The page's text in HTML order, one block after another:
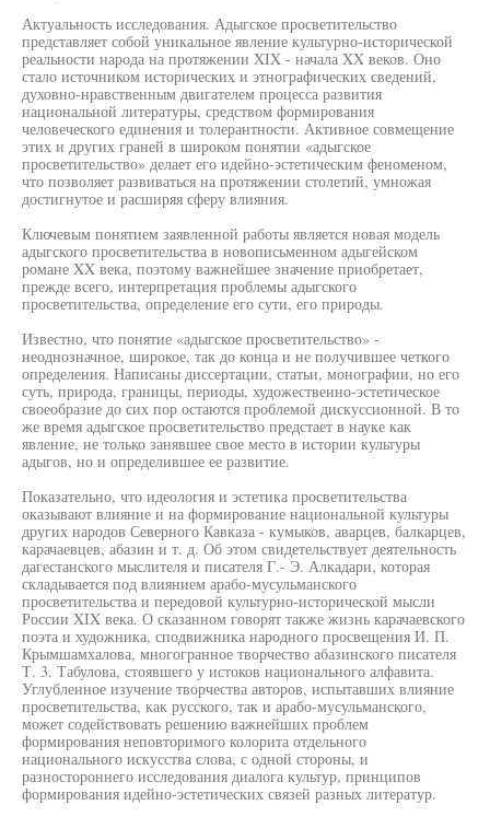
Актуальность исследования. Адыгское просветительство
представляет собой уникальное явление культурно-исторической
реальности народа на протяжении XIX - начала XX веков. Оно
стало источником исторических и этнографических сведений,
духовно-нравственным двигателем процесса развития
национальной литературы, средством формирования
человеческого единения и толерантности. Активное совмещение
этих и других граней в широком понятии «адыгское
просветительство» делает его идейно-эстетическим феноменом,
что позволяет развиваться на протяжении столетий, умножая
достигнутое и расширяя сферу влияния.
Ключевым понятием заявленной работы является новая модель
адыгского просветительства в новописьменном адыгейском
романе XX века, поэтому важнейшее значение приобретает,
прежде всего, интерпретация проблемы адыгского
просветительства, определение его сути, его природы.
Известно, что понятие «адыгское просветительство» -
неоднозначное, широкое, так до конца и не получившее четкого
определения. Написаны диссертации, статьи, монографии, но его
суть, природа, границы, периоды, художественно-эстетическое
своеобразие до сих пор остаются проблемой дискуссионной. В то
же время адыгское просветительство предстает в науке как
явление, не только занявшее свое место в истории культуры
адыгов, но и определившее ее развитие.
Показательно, что идеология и эстетика просветительства
оказывают влияние и на формирование национальной культуры
других народов Северного Кавказа - кумыков, аварцев, балкарцев,
карачаевцев, абазин и т. д. Об этом свидетельствует деятельность
дагестанского мыслителя и писателя Г.- Э. Алкадари, которая
складывается под влиянием арабо-мусульманского
просветительства и передовой культурно-исторической мысли
России XIX века. О сказанном говорят также жизнь карачаевского
поэта и художника, сподвижника народного просвещения И. П.
Крымшамхалова, многогранное творчество абазинского писателя
Т. 3. Табулова, стоявшего у истоков национального алфавита.
Углубленное изучение творчества авторов, испытавших влияние
просветительства, как русского, так и арабо-мусульманского,
может содействовать решению важнейших проблем
формирования неповторимого колорита отдельного
национального искусства слова, с одной стороны, и
разностороннего исследования диалога культур, принципов
формирования идейно-эстетических связей разных литератур.